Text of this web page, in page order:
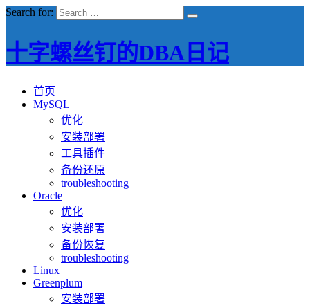
Search for:
十字螺丝钉的DBA日记
首页
MySQL
优化
安装部署
工具插件
备份还原
troubleshooting
Oracle
优化
安装部署
备份恢复
troubleshooting
Linux
Greenplum
安装部署